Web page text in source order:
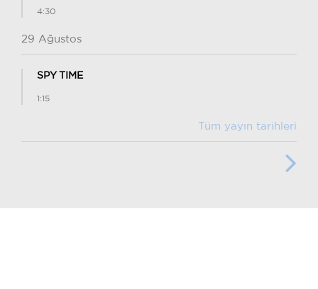
4:30
29 Ağustos
SPY TIME
1:15
Tüm yayın tarihleri